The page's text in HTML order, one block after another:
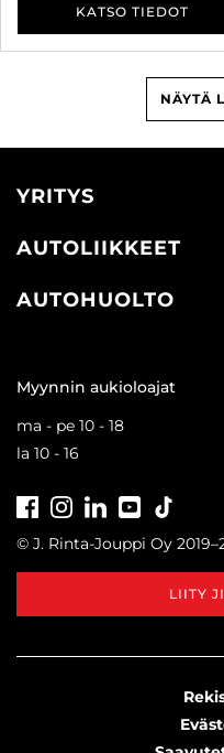
KATSO TIEDOT
NÄYTÄ
YRITYS
AUTOLIIKKEET
AUTOHUOLTO
Myynnin aukioloajat
ma - pe 10 - 18
la 10 - 16
FacebookInstagramLinkedInYoutube
© J. Rinta-Jouppi Oy
LIITY